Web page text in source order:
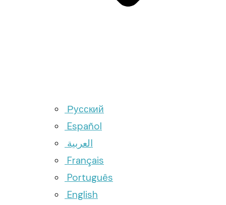
Русский
Español
العربية
Français
Português
English